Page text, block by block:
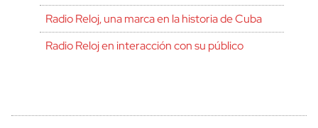
Radio Reloj, una marca en la historia de Cuba
Radio Reloj en interacción con su público